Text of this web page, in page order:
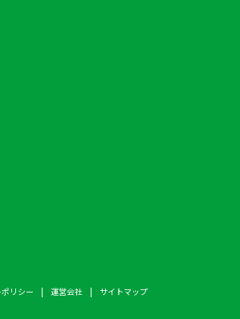
リシー 運営会社 サイトマップ